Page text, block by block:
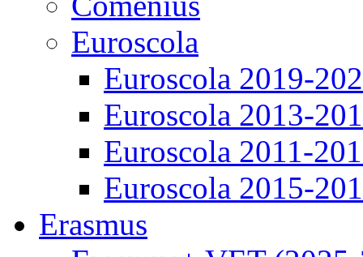
Euroscola
Euroscola 2019-
Euroscola 2013-
Euroscola 2011-
Euroscola 2015-
Erasmus